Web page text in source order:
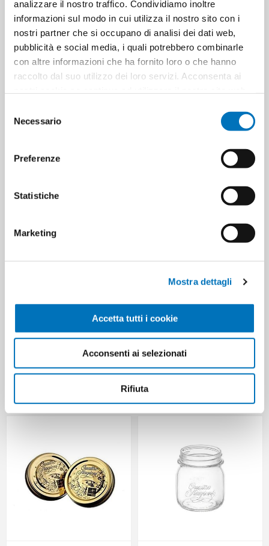
analizzare il nostro traffico. Condividiamo inoltre
informazioni sul modo in cui utilizza il nostro sito con i
nostri partner che si occupano di analisi dei dati web,
pubblicità e social media, i quali potrebbero combinarle
con altre informazioni che ha fornito loro o che hanno
raccolto dal suo utilizzo dei loro servizi. Acconsenta ai
delNecessario
Preferenze
Statistiche
Marketing
Mostra dettagli
Accetta tutti i cookie
Acconsenti ai selezionati
Rifiuta
Pezzi per cartone 6
Cartoni per pallet 72
vasetti bormioli
vasetti per conserve cottura conservazione
jam jars
jars for preserves cooking conservation
cooking in jars
HANNO ACQUISTATO ANCHE